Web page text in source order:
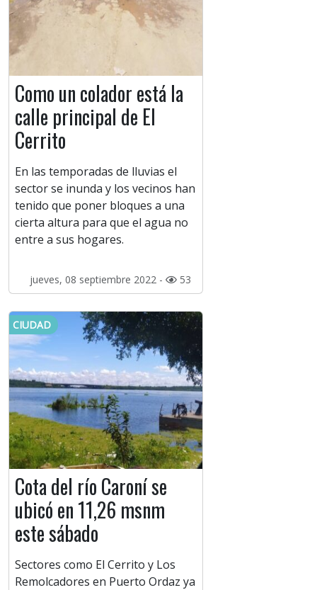
Como un colador está la
calle principal de El
Cerrito
En las temporadas de lluvias el
sector se inunda y los vecinos han
tenido que poner bloques a una
cierta altura para que el agua no
entre a sus hogares.
jueves, 08 septiembre 2022 - 53
CIUDAD
Cota del río Caroní se
ubicó en 11,26 msnm
este sábado
Sectores como El Cerrito y Los
Remolcadores en Puerto Ordaz ya